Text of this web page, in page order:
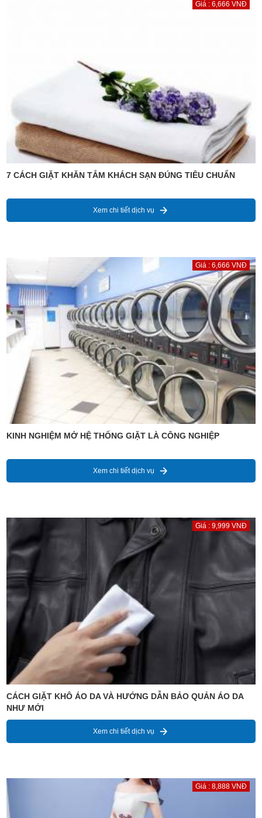
Giá : 6,666 VNĐ
7 CÁCH GIẶT KHĂN TẮM KHÁCH SẠN ĐÚNG TIÊU CHUẨN
Xem chi tiết dịch vụ
Giá : 6,666 VNĐ
KINH NGHIỆM MỞ HỆ THỐNG GIẶT LÀ CÔNG NGHIỆP
Xem chi tiết dịch vụ
Giá : 9,999 VNĐ
CÁCH GIẶT KHÔ ÁO DA VÀ HƯỚNG DẪN BẢO QUẢN ÁO DA
NHƯ MỚI
Xem chi tiết dịch vụ
Giá : 8,888 VNĐ